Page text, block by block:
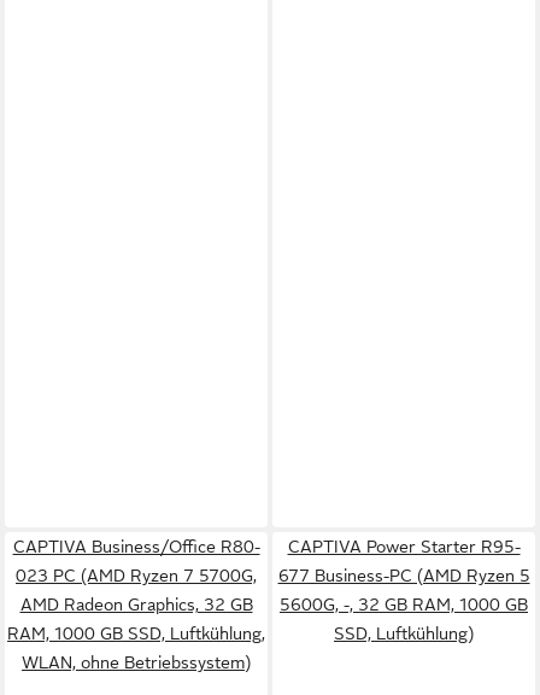
CAPTIVA Business/Office R80-
023 PC (AMD Ryzen 7 5700G,
AMD Radeon Graphics, 32 GB
RAM, 1000 GB SSD, Luftkühlung,
WLAN, ohne Betriebssystem)
CAPTIVA Power Starter R95-
677 Business-PC (AMD Ryzen 5
5600G, -, 32 GB RAM, 1000 GB
SSD, Luftkühlung)